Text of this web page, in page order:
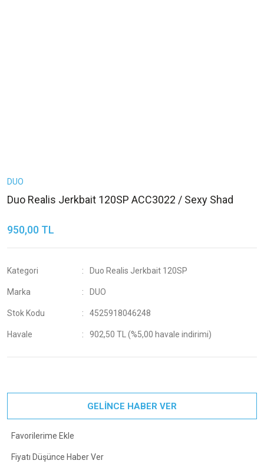
DUO
Duo Realis Jerkbait 120SP ACC3022 / Sexy Shad
950,00 TL
Kategori Duo Realis Jerkbait 120SP
Marka DUO
Stok Kodu 4525918046248
Havale 902,50 TL (%5,00 havale indirimi)
GELİNCE HABER VER
Fiyatı Düşünce Haber Ver